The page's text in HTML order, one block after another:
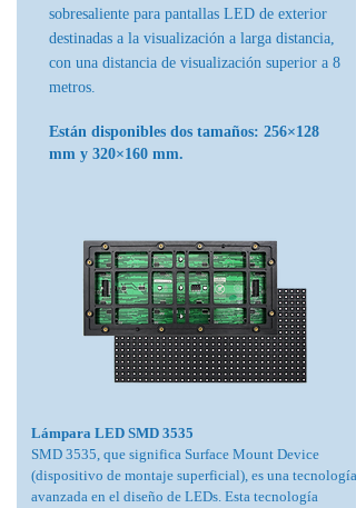
sobresaliente para pantallas LED de exterior
destinadas a la visualización a larga distancia,
con una distancia de visualización superior a 8
metros.
Están disponibles dos tamaños: 256×128
mm y 320×160 mm.
Lámpara LED SMD 3535
SMD 3535, que significa Surface Mount Device
(dispositivo de montaje superficial), es una tecnología
avanzada en el diseño de LEDs. Esta tecnología